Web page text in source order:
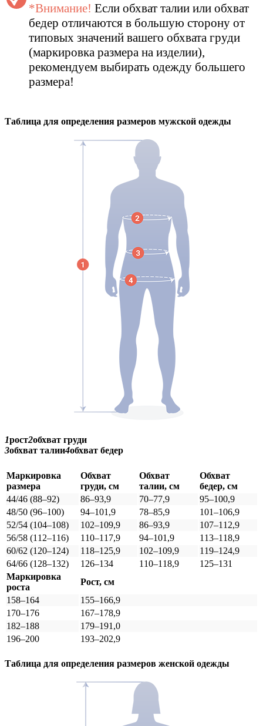
*Внимание! Если обхват талии или обхват
бедер отличаются в большую сторону от
типовых значений вашего обхвата груди
(маркировка размера на изделии),
рекомендуем выбирать одежду большего
размера!
Таблица для определения размеров мужской одежды
1рост2обхват груди
3обхват талии4обхват бедер
Маркировка
размера
Обхват
груди, см
Обхват
талии, см
Обхват
бедер, см
44/46 (88–92)
86–93,9 70–77,9
95–100,9
48/50 (96–100)
94–101,9 78–85,9
101–106,9
52/54 (104–108)
102–109,9 86–93,9
107–112,9
56/58 (112–116)
110–117,9 94–101,9
113–118,9
60/62 (120–124)
118–125,9 102–109,9
119–124,9
64/66 (128–132)
126–134 110–118,9
125–131
Маркировка
роста
Рост, см
158–164
155–166,9
170–176
167–178,9
182–188
179–191,0
196–200
193–202,9
Таблица для определения размеров женской одежды